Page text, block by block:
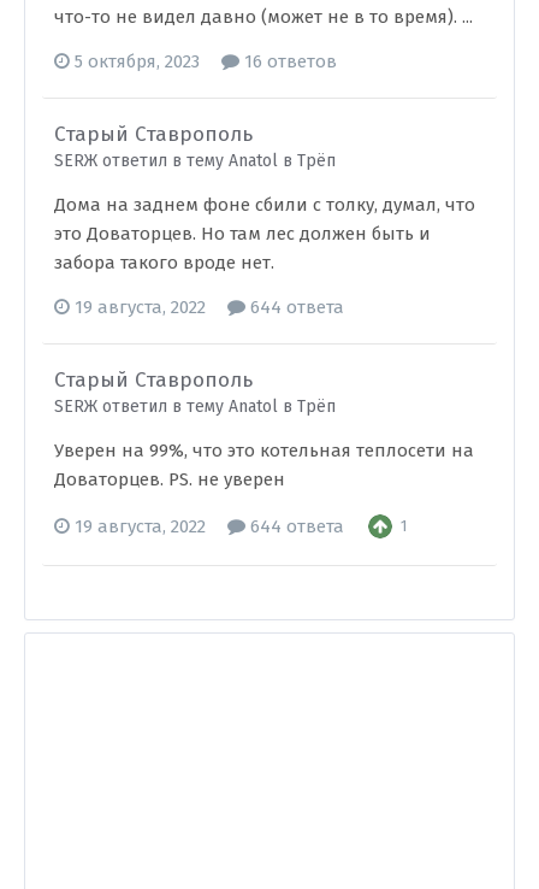
что-то не видел давно (может не в то время). ...
5 октября, 2023 16 ответов
Старый Ставрополь
SERЖ ответил в тему Anatol в Трёп
Дома на заднем фоне сбили с толку, думал, что
это Доваторцев. Но там лес должен быть и
забора такого вроде нет.
19 августа, 2022 644 ответа
Старый Ставрополь
SERЖ ответил в тему Anatol в Трёп
Уверен на 99%, что это котельная теплосети на
Доваторцев. PS. не уверен
19 августа, 2022 644 ответа 1